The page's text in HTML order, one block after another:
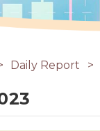
Daily Report